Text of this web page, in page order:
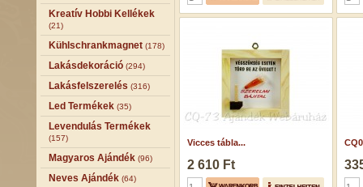
Kreatív Hobbi Kellékek
(21)
Kühlschrankmagnet (178)
Lakásdekoráció (294)
Lakásfelszerelés (316)
Led Termékek (35)
Levendulás Termékek
(157)
Magyaros Ajándék (96)
Neves Ajándék (64)
Vicces tábla...
2 610 Ft